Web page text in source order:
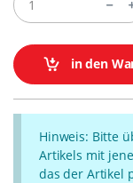
in den
Hinweis: Bitte
Artikels mit
das der Artikel